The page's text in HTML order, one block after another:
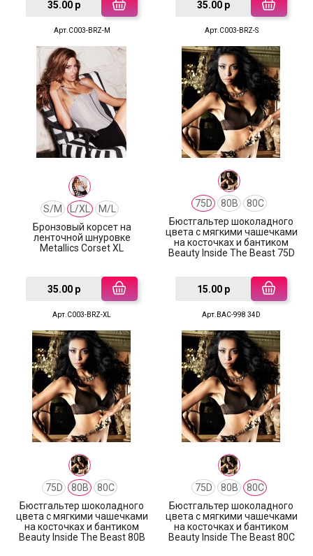
35.00 р
Арт.C003-BRZ-M
35.00 р
Арт.C003-BRZ-S
S/M L/XL
M/L
Бронзовый корсет на
ленточной шнуровке
Metallics Corset XL
35.00 р
Арт.C003-BRZ-XL
75D 80B
80C
Бюстгальтер шоколадного
цвета с мягкими чашечками
на косточках и бантиком
Beauty Inside The Beast 75D
15.00 р
Арт.BAC-998 34D
75D 80B
80C
Бюстгальтер шоколадного
цвета с мягкими чашечками
на косточках и бантиком
Beauty Inside The Beast 80B
75D 80B
80C
Бюстгальтер шоколадного
цвета с мягкими чашечками
на косточках и бантиком
Beauty Inside The Beast 80C